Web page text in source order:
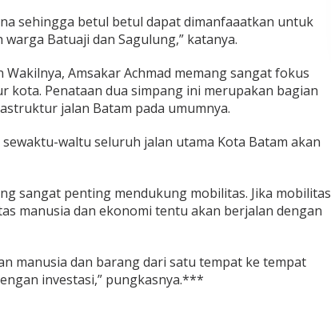
sehingga betul betul dapat dimanfaaatkan untuk
Batuaji dan Sagulung,” katanya.
Amsakar Achmad memang sangat fokus
Penataan dua simpang ini merupakan bagian
jalan Batam pada umumnya.
waltu seluruh jalan utama Kota Batam akan
sangat penting mendukung mobilitas. Jika mobilitas
manusia dan ekonomi tentu akan berjalan dengan
manusia dan barang dari satu tempat ke tempat
investasi,” pungkasnya.***